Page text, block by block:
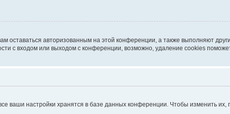
оставаться авторизованным на этой конференции, а также выполняют
с входом или выходом с конференции, возможно, удаление cookies
ваши настройки хранятся в базе данных конференции. Чтобы изменить их,